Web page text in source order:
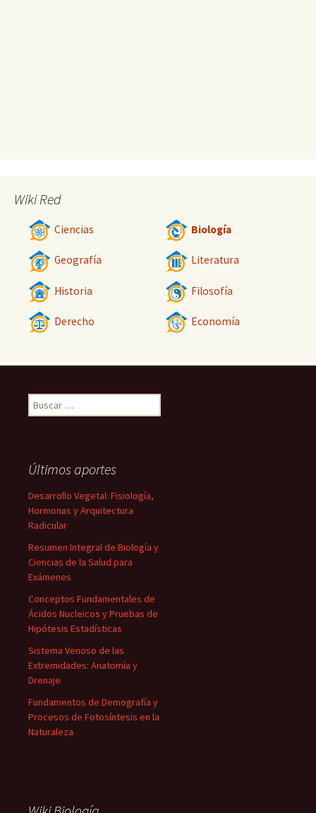
Wiki Red
Ciencias Biología
Geografía Literatura
Historia Filosofía
Derecho Economía
Buscar:
Últimos aportes
Desarrollo Vegetal: Fisiología,
Hormonas y Arquitectura
Radicular
Resumen Integral de Biología y
Ciencias de la Salud para
Exámenes
Conceptos Fundamentales de
Ácidos Nucleicos y Pruebas de
Hipótesis Estadísticas
Sistema Venoso de las
Extremidades: Anatomía y
Drenaje
Fundamentos de Demografía y
Procesos de Fotosíntesis en la
Naturaleza